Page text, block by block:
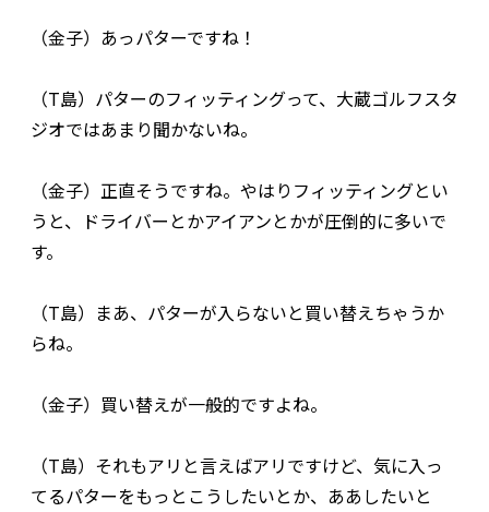
（金子）あっパターですね！
（T島）パターのフィッティングって、大蔵ゴルフスタ
ジオではあまり聞かないね。
（金子）正直そうですね。やはりフィッティングとい
うと、ドライバーとかアイアンとかが圧倒的に多いで
す。
（T島）まあ、パターが入らないと買い替えちゃうか
らね。
（金子）買い替えが一般的ですよね。
（T島）それもアリと言えばアリですけど、気に入っ
てるパターをもっとこうしたいとか、ああしたいと